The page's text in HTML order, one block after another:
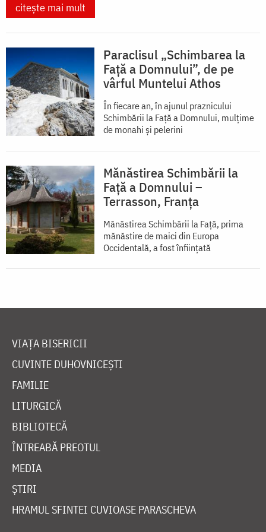
citește mai mult
Paraclisul „Schimbarea la
Față a Domnului”, de pe
vârful Muntelui Athos
În fiecare an, în ajunul praznicului
Schimbării la Faţă a Domnului, mulţime
de monahi şi pelerini
Mănăstirea Schimbării la
Față a Domnului –
Terrasson, Franţa
Mănăstirea Schimbării la Față, prima
mănăstire de maici din Europa
Occidentală, a fost înființată
VIAȚA BISERICII
CUVINTE DUHOVNICEȘTI
FAMILIE
LITURGICĂ
BIBLIOTECĂ
ÎNTREABĂ PREOTUL
MEDIA
ȘTIRI
HRAMUL SFINTEI CUVIOASE PARASCHEVA